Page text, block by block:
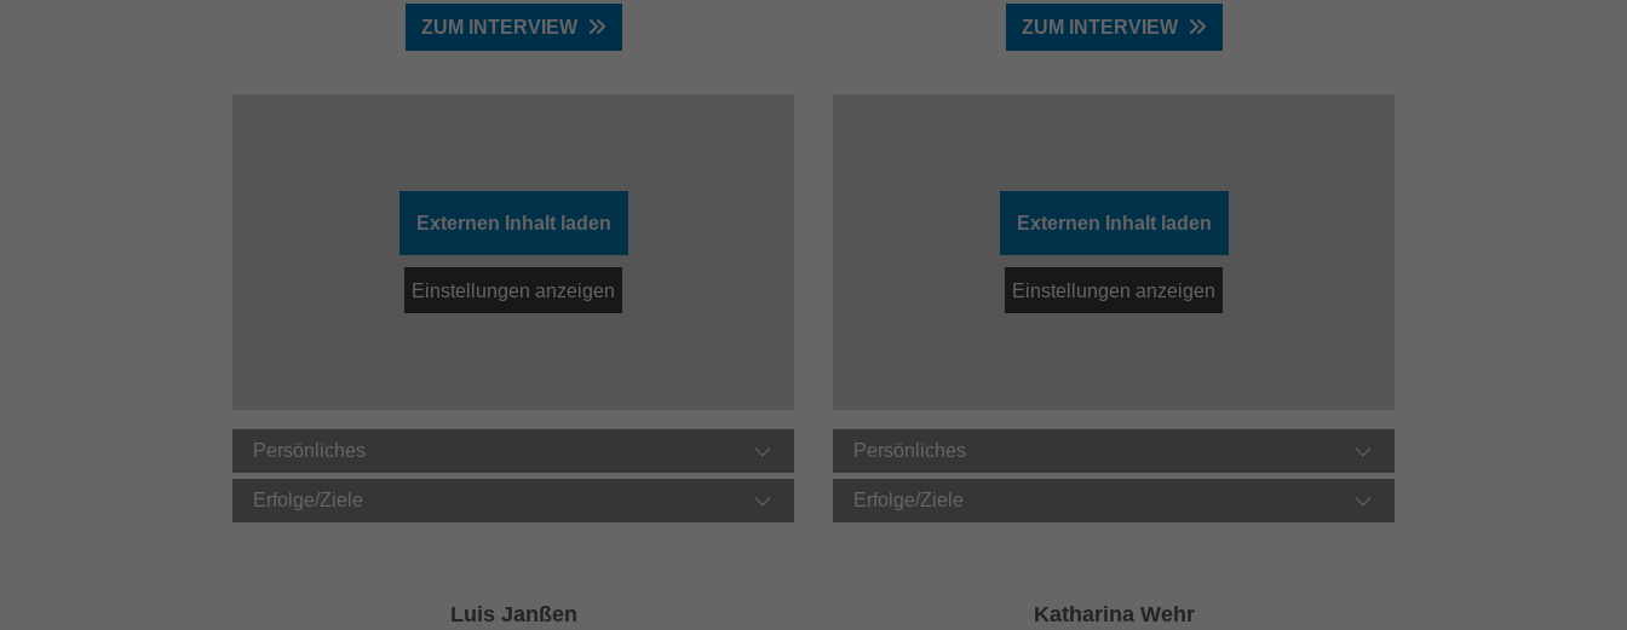
ZUM INTERVIEW
Externen Inhalt laden
Einstellungen anzeigen
Persönliches
Erfolge/Ziele
ZUM INTERVIEW
Externen Inhalt laden
Einstellungen anzeigen
Persönliches
Erfolge/Ziele
Luis Janßen Katharina Wehr